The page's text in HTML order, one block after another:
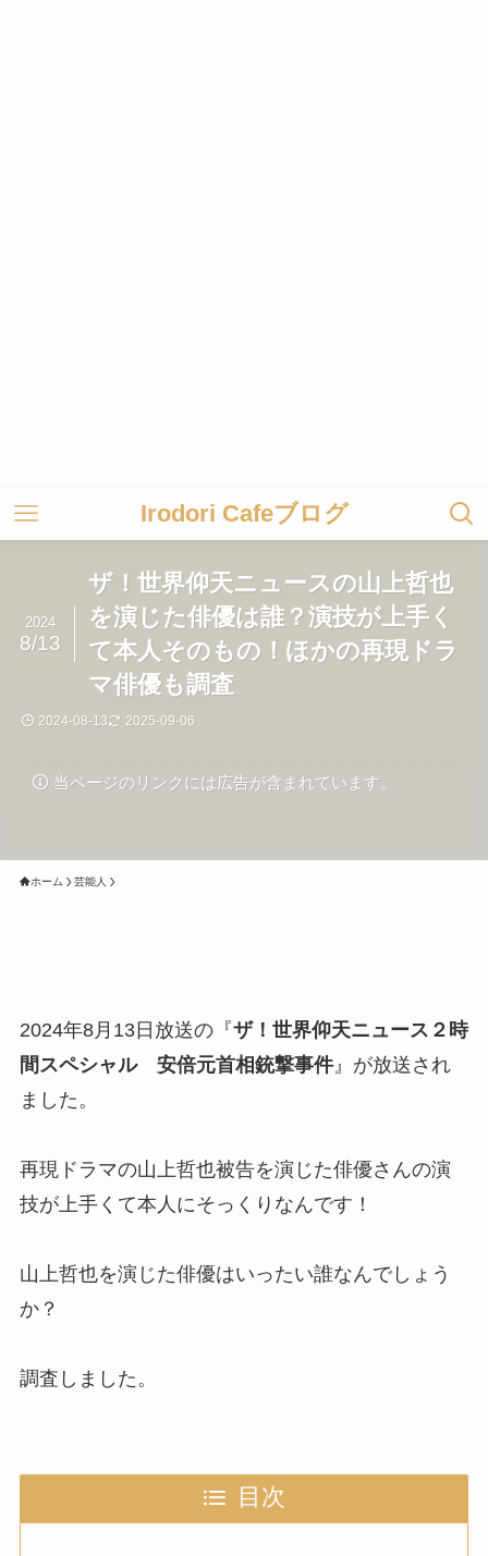
Irodori Cafeブログ
ザ！世界仰天ニュースの山上哲也
を演じた俳優は誰？演技が上手く
て本人そのもの！ほかの再現ドラ
マ俳優も調査
2024
8/13
2024-08-13 2025-09-06
当ページのリンクには広告が含まれています。
ホーム 芸能人
2024年8月13日放送の『ザ！世界仰天ニュース２時
間スペシャル 安倍元首相銃撃事件』が放送され
ました。
再現ドラマの山上哲也被告を演じた俳優さんの演
技が上手くて本人にそっくりなんです！
山上哲也を演じた俳優はいったい誰なんでしょう
か？
調査しました。
目次